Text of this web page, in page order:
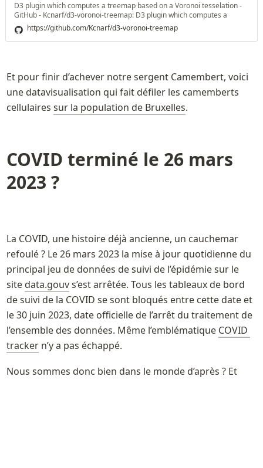
D3 plugin which computes a treemap based on a Voronoi tesselation -
GitHub - Kcnarf/d3-voronoi-treemap: D3 plugin which computes a
treemap based on a Voronoi tesselation
https://github.com/Kcnarf/d3-voronoi-treemap
Et pour finir d’achever notre sergent Camembert, voici
une datavisualisation qui fait défiler les camemberts
cellulaires sur la population de Bruxelles.
COVID terminé le 26 mars
2023 ?
La COVID, une histoire déjà ancienne, un cauchemar
refoulé ? Le 26 mars 2023 la mise à jour quotidienne du
principal jeu de données de suivi de l’épidémie sur le
site data.gouv s’est arrêtée. Tous les tableaux de bord
de suivi de la COVID se sont bloqués entre cette date et
le 30 juin 2023, date officielle de l’arrêt du traitement de
l’ensemble des données. Même l’emblématique COVID
tracker
Nous sommes donc bien dans le monde d’après ? Et